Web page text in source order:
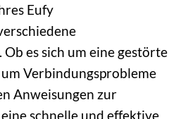
Eufy
es sich um eine gestörte
Verbindungsprobleme
Anweisungen zur
schnelle und effektive